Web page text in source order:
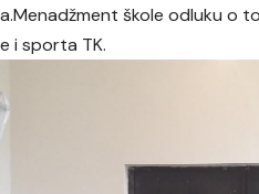
škole odluku o
i sporta TK.